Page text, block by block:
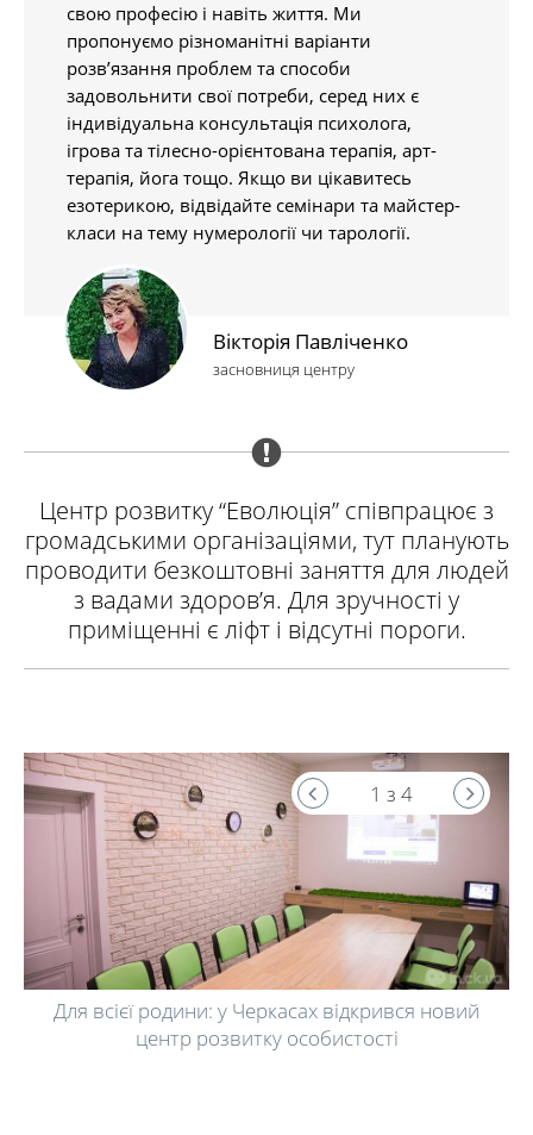
свою професію і навіть життя. Ми
пропонуємо різноманітні варіанти
розв’язання проблем та способи
задовольнити свої потреби, серед них є
індивідуальна консультація психолога,
ігрова та тілесно-орієнтована терапія, арт-
терапія, йога тощо. Якщо ви цікавитесь
езотерикою, відвідайте семінари та майстер-
класи на тему нумерології чи тарології.
Вікторія Павліченко
засновниця центру
Центр розвитку “Еволюція” співпрацює з
громадськими організаціями, тут планують
проводити безкоштовні заняття для людей
з вадами здоров’я. Для зручності у
приміщенні є ліфт і відсутні пороги.
Для всієї родини: у Черкасах відкрився новий
центр розвитку особистості
1 з 4